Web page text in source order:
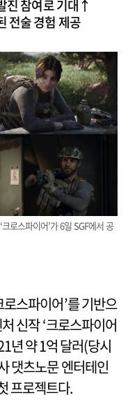
진 참여로 기대↑
전술 경험 제공
로스파이어’가 6일 SGF에서 공
스파이어’를 기반으
신작 ‘크로스파이어
년 약 1억 달러(당시
댓츠노문 엔터테인
프로젝트다.